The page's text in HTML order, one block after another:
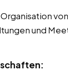
von
und